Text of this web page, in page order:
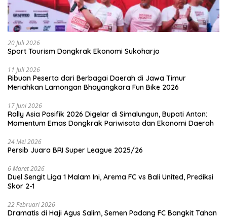
20 Juli 2026
Sport Tourism Dongkrak Ekonomi Sukoharjo
11 Juli 2026
Ribuan Peserta dari Berbagai Daerah di Jawa Timur
Meriahkan Lamongan Bhayangkara Fun Bike 2026
17 Juni 2026
Rally Asia Pasifik 2026 Digelar di Simalungun, Bupati Anton:
Momentum Emas Dongkrak Pariwisata dan Ekonomi Daerah
24 Mei 2026
Persib Juara BRI Super League 2025/26
6 Maret 2026
Duel Sengit Liga 1 Malam Ini, Arema FC vs Bali United, Prediksi
Skor 2-1
22 Februari 2026
Dramatis di Haji Agus Salim, Semen Padang FC Bangkit Tahan